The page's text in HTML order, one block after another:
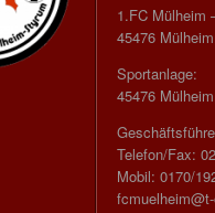
1.FC Mülheim
45476
Sportanlage:
45476
Telefon/Fax:
Mobil: 0170/